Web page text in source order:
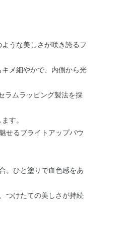
うな美しさが咲き誇るフ
メ細やかで、内側から光
ラムラッピング製法を採
す。
せるブライトアップパウ
。ひと塗りで血色感をあ
つけたての美しさが持続